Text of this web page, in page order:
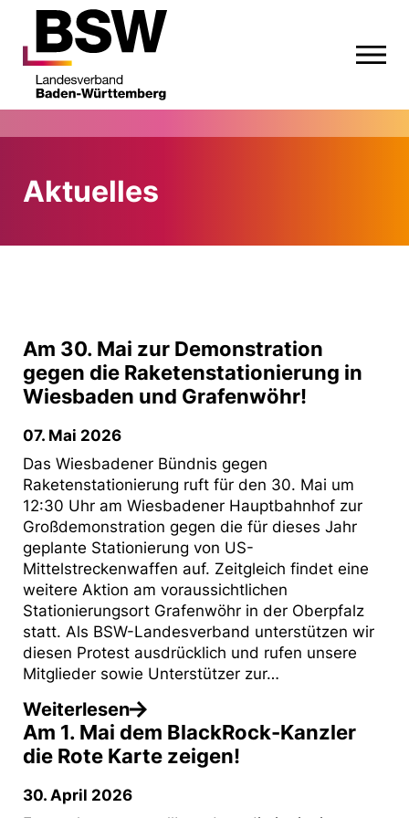
Aktuelles
Am 30. Mai zur Demonstration
gegen die Raketenstationierung in
Wiesbaden und Grafenwöhr!
07. Mai 2026
Das Wiesbadener Bündnis gegen
Raketenstationierung ruft für den 30. Mai um
12:30 Uhr am Wiesbadener Hauptbahnhof zur
Großdemonstration gegen die für dieses Jahr
geplante Stationierung von US-
Mittelstreckenwaffen auf. Zeitgleich findet eine
weitere Aktion am voraussichtlichen
Stationierungsort Grafenwöhr in der Oberpfalz
statt. Als BSW-Landesverband unterstützen wir
diesen Protest ausdrücklich und rufen unsere
Mitglieder sowie Unterstützer zur…
Weiterlesen
Am 1. Mai dem BlackRock-Kanzler
die Rote Karte zeigen!
30. April 2026